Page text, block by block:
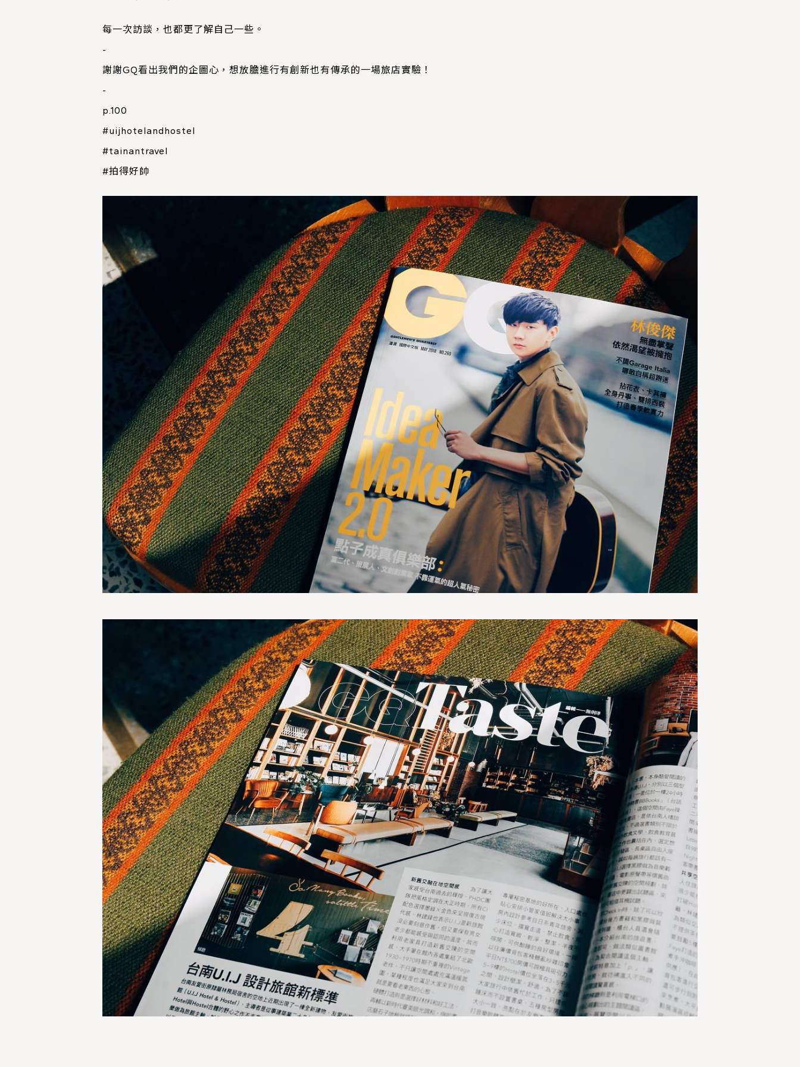
每一次訪談，也都更了解自己一些。
-
謝謝GQ看出我們的企圖心，想放膽進行有創新也有傳承的一場旅店實驗！
-
p.100
#uijhotelandhostel
#tainantravel
#拍得好帥